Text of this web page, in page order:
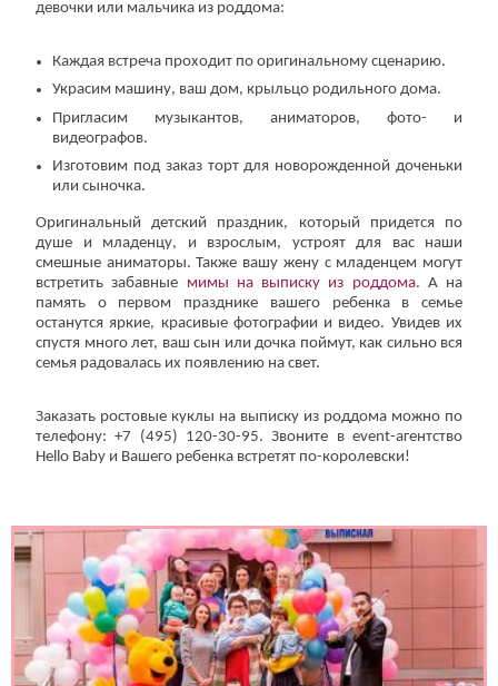
девочки или мальчика из роддома:
Каждая встреча проходит по оригинальному сценарию.
Украсим машину, ваш дом, крыльцо родильного дома.
Пригласим музыкантов, аниматоров, фото- и
видеографов.
Изготовим под заказ торт для новорожденной доченьки
или сыночка.
Оригинальный детский праздник, который придется по
душе и младенцу, и взрослым, устроят для вас наши
смешные аниматоры. Также вашу жену с младенцем могут
встретить забавные мимы на выписку из роддома. А на
память о первом празднике вашего ребенка в семье
останутся яркие, красивые фотографии и видео. Увидев их
спустя много лет, ваш сын или дочка поймут, как сильно вся
семья радовалась их появлению на свет.
Заказать ростовые куклы на выписку из роддома можно по
телефону: +7 (495) 120-30-95. Звоните в event-агентство
Hello Baby и Вашего ребенка встретят по-королевски!